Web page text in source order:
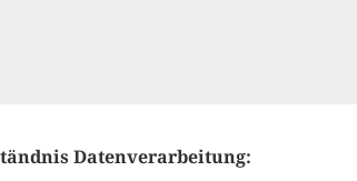
Datenverarbeitung: